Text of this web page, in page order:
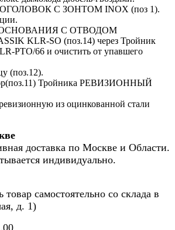
ОГОЛОВОК С ЗОНТОМ INOX (поз 1).
с ОСНОВАНИЯ С ОТВОДОМ
KLR-SO (поз.14) через Тройник
66 и очистить от упавшего
(поз.12).
Тройника РЕВИЗИОННЫЙ
из оцинкованной стали
доставка по Москве и Области.
индивидуально.
самостоятельно со склада в
д. 1)